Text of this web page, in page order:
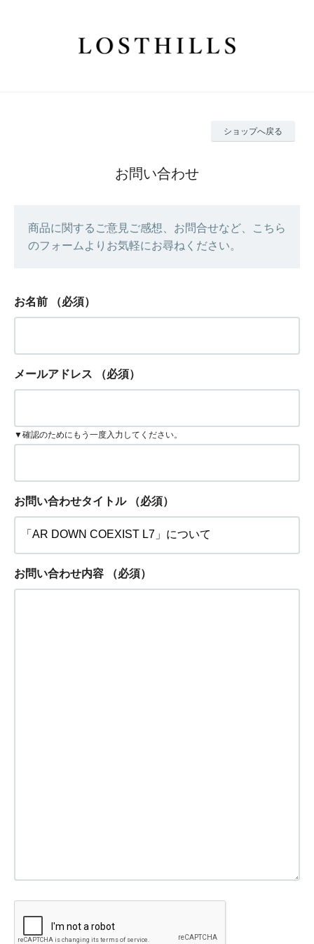
ショップへ戻る
お問い合わせ
商品に関するご意見ご感想、お問合せなど、こちら
のフォームよりお気軽にお尋ねください。
お名前 （必須）
メールアドレス （必須）
▼確認のためにもう一度入力してください。
お問い合わせタイトル （必須）
お問い合わせ内容 （必須）